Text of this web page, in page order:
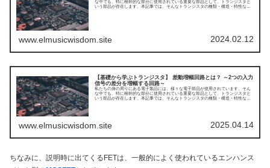
な中でも、特に根幹的な部分に使用されている重要な部品として、トランジスタと
いう部品が存在します。本記事では、そんなトランジスタの種類・構造・特性など
www.elmusicwisdom.site 2024.02.12
【基礎から学ぶトランジスタ】 差動増幅回路とは？ ～2つの入力
信号の差分を増幅する回路～
私たちの身の周りにある電子製品には、様々な電子部品が使用されています。そん
な中でも、特に根幹的な部分に使用されている重要な部品として、トランジスタと
いう部品が存在します。本記事では、そんなトランジスタの種類・構造・特性など
www.elmusicwisdom.site 2025.04.14
ちなみに、説明時に出てくるFETは、一般的によく使われているエンハンス